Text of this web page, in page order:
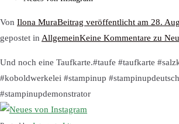
Von Ilona MuraBeitrag veröffentlicht am 28.
gepostet in AllgemeinKeine Kommentare zu
Und noch eine Taufkarte.#taufe #taufkarte
#koboldwerkelei #stampinup
#stampinupdemonstrator